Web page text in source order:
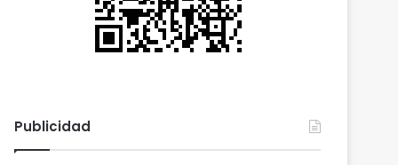
Publicidad